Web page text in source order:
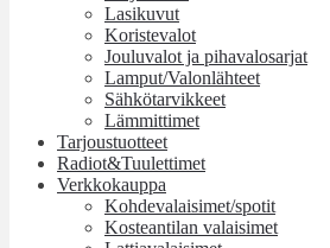
Lasikuvut
Koristevalot
Jouluvalot ja pihavalosarjat
Lamput/Valonlähteet
Sähkötarvikkeet
Lämmittimet
Tarjoustuotteet
Radiot&Tuulettimet
Verkkokauppa
Kohdevalaisimet/spotit
Kosteantilan valaisimet